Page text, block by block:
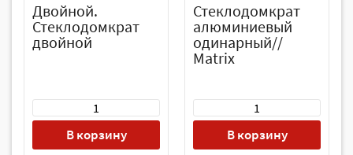
Двойной.
Стеклодомкрат
двойной
В корзину
Стеклодомкрат
алюминиевый
одинарный//
Matrix
В корзину